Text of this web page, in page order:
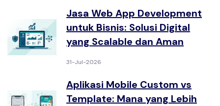
Jasa Web App Development
untuk Bisnis: Solusi Digital
yang Scalable dan Aman
31-Jul-2026
Aplikasi Mobile Custom vs
Template: Mana yang Lebih